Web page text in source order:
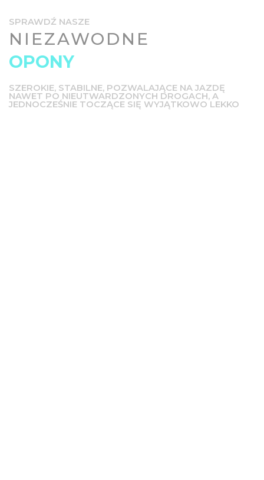
SPRAWDŹ NASZE
NIEZAWODNE
OPONY
SZEROKIE, STABILNE, POZWALAJĄCE NA JAZDĘ
NAWET PO NIEUTWARDZONYCH DROGACH, A
JEDNOCZEŚNIE TOCZĄCE SIĘ WYJĄTKOWO LEKKO